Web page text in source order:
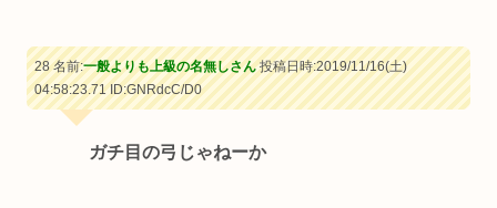
28 名前:一般よりも上級の名無しさん投稿日時:2019/11/16(土)
04:58:23.71ID:GNRdcC/D0
ガチ目の弓じゃねーか